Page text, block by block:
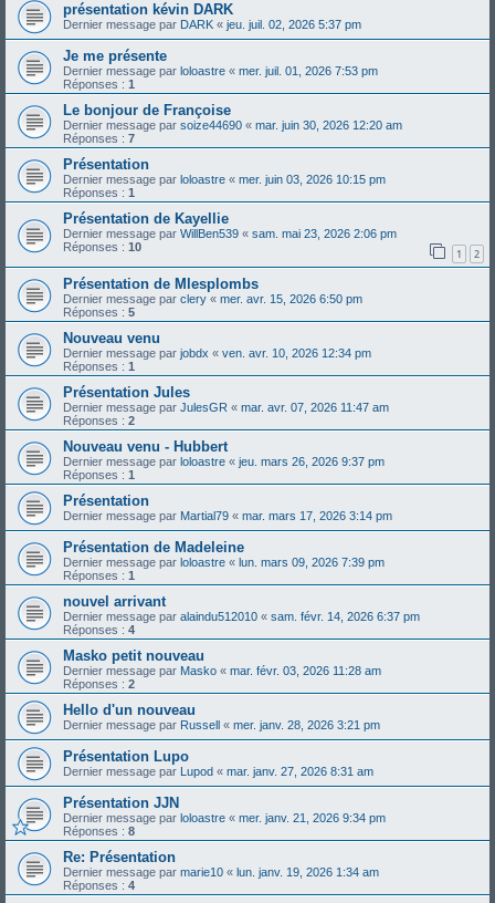
présentation kévin DARK
Dernier message par DARK « jeu. juil. 02, 2026 5:37 pm
Je me présente
Dernier message par loloastre « mer. juil. 01, 2026 7:53 pm
Réponses : 1
Le bonjour de Françoise
Dernier message par soize44690 « mar. juin 30, 2026 12:20 am
Réponses : 7
Présentation
Dernier message par loloastre « mer. juin 03, 2026 10:15 pm
Réponses : 1
Présentation de Kayellie
Dernier message par WillBen539 « sam. mai 23, 2026 2:06 pm
Réponses : 10 1 2
Présentation de Mlesplombs
Dernier message par clery « mer. avr. 15, 2026 6:50 pm
Réponses : 5
Nouveau venu
Dernier message par jobdx « ven. avr. 10, 2026 12:34 pm
Réponses : 1
Présentation Jules
Dernier message par JulesGR « mar. avr. 07, 2026 11:47 am
Réponses : 2
Nouveau venu - Hubbert
Dernier message par loloastre « jeu. mars 26, 2026 9:37 pm
Réponses : 1
Présentation
Dernier message par Martial79 « mar. mars 17, 2026 3:14 pm
Présentation de Madeleine
Dernier message par loloastre « lun. mars 09, 2026 7:39 pm
Réponses : 1
nouvel arrivant
Dernier message par alaindu512010 « sam. févr. 14, 2026 6:37 pm
Réponses : 4
Masko petit nouveau
Dernier message par Masko « mar. févr. 03, 2026 11:28 am
Réponses : 2
Hello d'un nouveau
Dernier message par Russell « mer. janv. 28, 2026 3:21 pm
Présentation Lupo
Dernier message par Lupod « mar. janv. 27, 2026 8:31 am
Présentation JJN
Dernier message par loloastre « mer. janv. 21, 2026 9:34 pm
Réponses : 8
Re: Présentation
Dernier message par marie10 « lun. janv. 19, 2026 1:34 am
Réponses : 4